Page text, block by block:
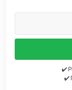
✔️
✔️